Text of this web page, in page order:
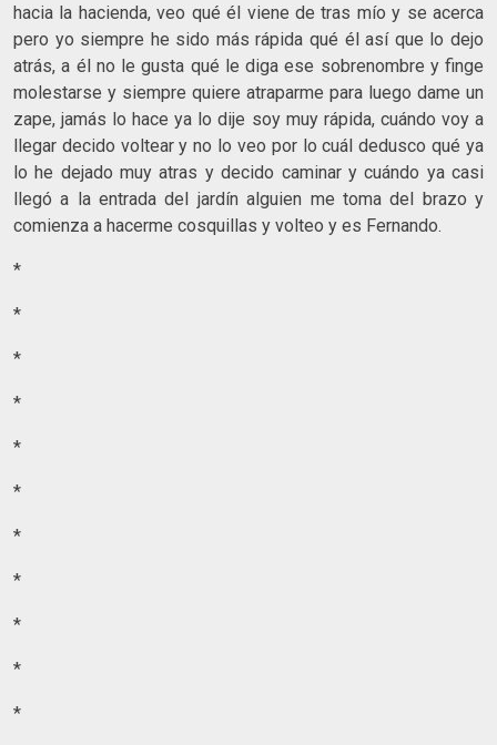
hacia la hacienda, veo qué él viene de tras mío y se acerca
pero yo siempre he sido más rápida qué él así que lo dejo
atrás, a él no le gusta qué le diga ese sobrenombre y finge
molestarse y siempre quiere atraparme para luego dame un
zape, jamás lo hace ya lo dije soy muy rápida, cuándo voy a
llegar decido voltear y no lo veo por lo cuál dedusco qué ya
lo he dejado muy atras y decido caminar y cuándo ya casi
llegó a la entrada del jardín alguien me toma del brazo y
comienza a hacerme cosquillas y volteo y es Fernando.
*
*
*
*
*
*
*
*
*
*
*